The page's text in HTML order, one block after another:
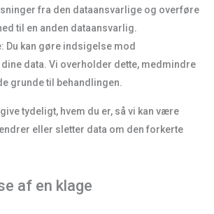
fra den dataansvarlige og overføre
til en anden dataansvarlig.
Du kan gøre indsigelse mod
data. Vi overholder dette, medmindre
grunde til behandlingen.
tydeligt, hvem du er, så vi kan være
eller sletter data om den forkerte
af en klage